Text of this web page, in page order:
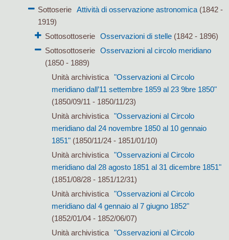
Sottoserie
Attività di osservazione astronomica (1842 -
1919)
Sottosottoserie
Osservazioni di stelle(1842 - 1896)
Sottosottoserie
Osservazioni al circolo meridiano
(1850 - 1889)
Unità archivistica "Osservazioni al Circolo
meridiano dall’11 settembre 1859 al 23 9bre 1850"
(1850/09/11 - 1850/11/23)
Unità archivistica "Osservazioni al Circolo
meridiano dal 24 novembre 1850 al 10 gennaio
1851"(1850/11/24 - 1851/01/10)
Unità archivistica "Osservazioni al Circolo
meridiano dal 28 agosto 1851 al 31 dicembre 1851"
(1851/08/28 - 1851/12/31)
Unità archivistica "Osservazioni al Circolo
meridiano dal 4 gennaio al 7 giugno 1852"
(1852/01/04 - 1852/06/07)
Unità archivistica "Osservazioni al Circolo